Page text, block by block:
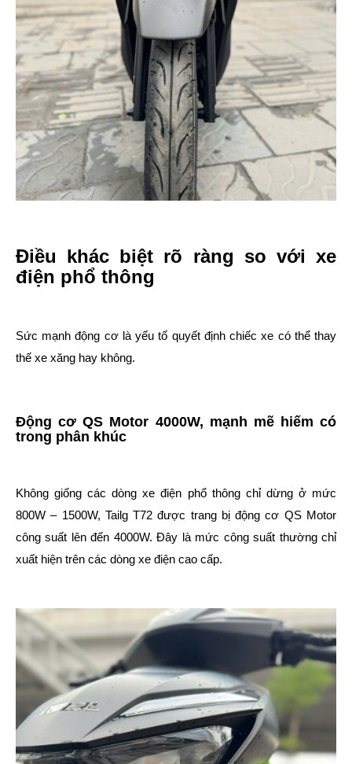
Điều khác biệt rõ ràng so với xe
điện phổ thông
Sức mạnh động cơ là yếu tố quyết định chiếc xe có thể thay
thế xe xăng hay không.
Động cơ QS Motor 4000W, mạnh mẽ hiếm có
trong phân khúc
Không giống các dòng xe điện phổ thông chỉ dừng ở mức
800W – 1500W, Tailg T72 được trang bị động cơ QS Motor
công suất lên đến 4000W. Đây là mức công suất thường chỉ
xuất hiện trên các dòng xe điện cao cấp.